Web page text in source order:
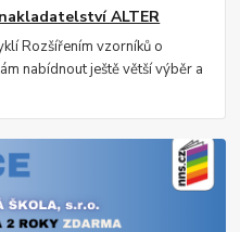
ALTER
Rozšířením vzorníků o
nabídnout ještě větší výběr a